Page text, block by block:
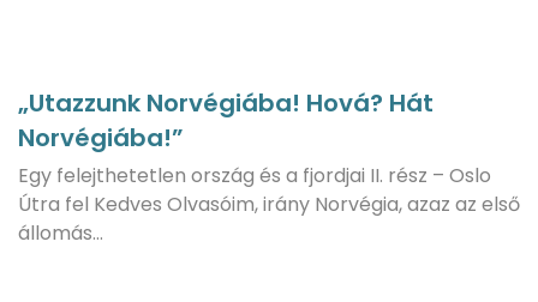
„Utazzunk Norvégiába! Hová? Hát
Norvégiába!”
Egy felejthetetlen ország és a fjordjai II. rész – Oslo
Útra fel Kedves Olvasóim, irány Norvégia, azaz az első
állomás…